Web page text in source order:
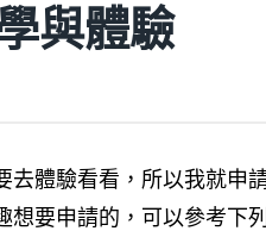
與體驗
體驗看看，所以我就申
要申請的，可以參考下